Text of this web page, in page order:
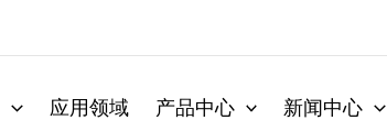
应用领域 产品中心 新闻中心